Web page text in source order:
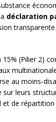
déclaration
15% (Pilier 2)
au moins-
leurs
de